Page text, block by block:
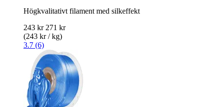
Högkvalitativt filament med silkeffekt
243 kr 271 kr
(243 kr / kg)
3.7 (6)